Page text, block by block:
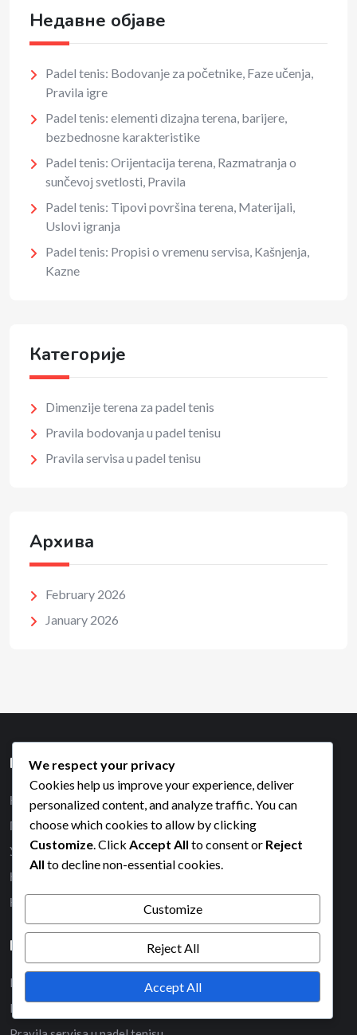
Недавне објаве
Padel tenis: Bodovanje za početnike, Faze učenja,
Pravila igre
Padel tenis: elementi dizajna terena, barijere,
bezbednosne karakteristike
Padel tenis: Orijentacija terena, Razmatranja o
sunčevoj svetlosti, Pravila
Padel tenis: Tipovi površina terena, Materijali,
Uslovi igranja
Padel tenis: Propisi o vremenu servisa, Kašnjenja,
Kazne
Категорије
Dimenzije terena za padel tenis
Pravila bodovanja u padel tenisu
Pravila servisa u padel tenisu
Архива
February 2026
January 2026
Правне информације
Колачићи и праћење
Политика заштите података
Услови коришћења
Наша прича
Контакт
Категорије
Dimenzije terena za padel tenis
Pravila bodovanja u padel tenisu
We respect your privacy
Cookies help us improve your experience, deliver
personalized content, and analyze traffic. You can
choose which cookies to allow by clicking
Customize . Click Accept All to consent or Reject
All to decline non-essential cookies.
Customize
Reject All
Accept All